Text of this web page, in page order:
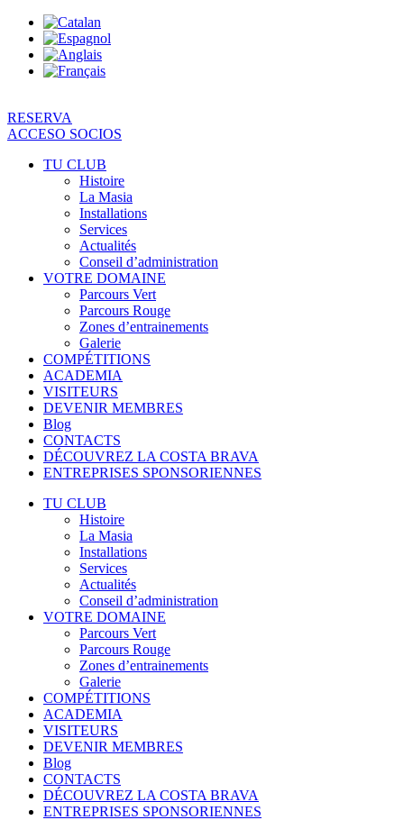
Aller
contenu
RESERVA
ACCESO SOCIOS
TU CLUB
Histoire
La Masia
Installations
Services
Actualités
Conseil d’administration
VOTRE DOMAINE
Parcours Vert
Parcours Rouge
Zones d’entrainements
Galerie
COMPÉTITIONS
ACADEMIA
VISITEURS
DEVENIR MEMBRES
Blog
CONTACTS
DÉCOUVREZ LA COSTA BRAVA
ENTREPRISES SPONSORIENNES
TU CLUB
Histoire
La Masia
Installations
Services
Actualités
Conseil d’administration
VOTRE DOMAINE
Parcours Vert
Parcours Rouge
Zones d’entrainements
Galerie
COMPÉTITIONS
ACADEMIA
VISITEURS
DEVENIR MEMBRES
Blog
CONTACTS
DÉCOUVREZ LA COSTA BRAVA
ENTREPRISES SPONSORIENNES